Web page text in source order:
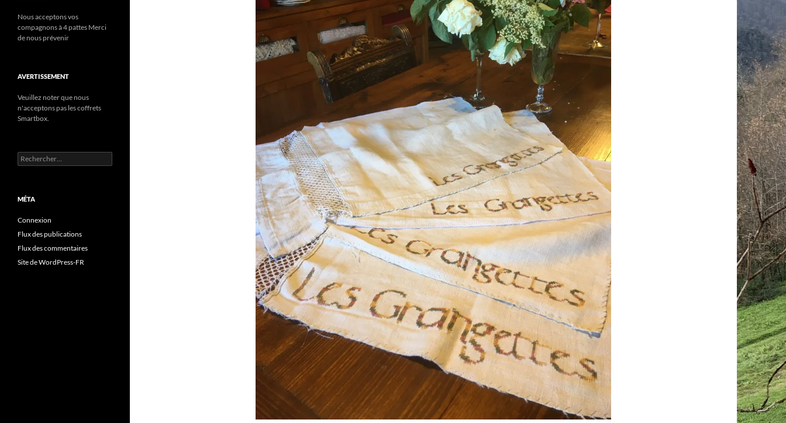
Nous acceptons vos
compagnons à 4 pattes Merci
de nous prévenir
AVERTISSEMENT
Veuillez noter que nous
n'acceptons pas les coffrets
Smartbox.
Rechercher :
MÉTA
Connexion
Flux des publications
Flux des commentaires
Site de WordPress-FR